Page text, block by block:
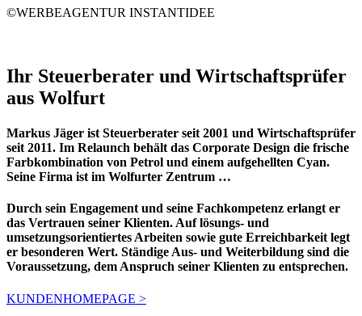
©WERBEAGENTUR INSTANTIDEE
Ihr Steuerberater und Wirtschaftsprüfer
aus Wolfurt
Markus Jäger ist Steuerberater seit 2001 und Wirtschaftsprüfer
seit 2011. Im Relaunch behält das Corporate Design die frische
Farbkombination von Petrol und einem aufgehellten Cyan.
Seine Firma ist im Wolfurter Zentrum …
Durch sein Engagement und seine Fachkompetenz erlangt er
das Vertrauen seiner Klienten. Auf lösungs- und
umsetzungsorientiertes Arbeiten sowie gute Erreichbarkeit legt
er besonderen Wert. Ständige Aus- und Weiterbildung sind die
Voraussetzung, dem Anspruch seiner Klienten zu entsprechen.
KUNDENHOMEPAGE >